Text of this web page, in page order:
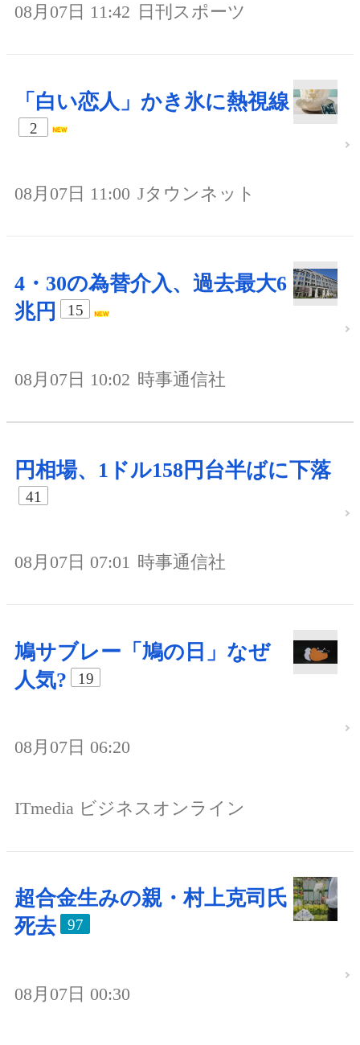
08月07日 11:42 日刊スポーツ
「白い恋人」かき氷に熱視線
2
08月07日 11:00 Jタウンネット
4・30の為替介入、過去最大6
兆円
15
08月07日 10:02 時事通信社
円相場、1ドル158円台半ばに下落
41
08月07日 07:01 時事通信社
鳩サブレー「鳩の日」なぜ
人気?
19
08月07日 06:20
ITmedia ビジネスオンライン
超合金生みの親・村上克司氏
死去
97
08月07日 00:30